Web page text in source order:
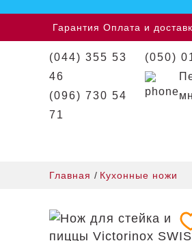
Гарантия Оплата и
(044) 355 53
46
(096) 730 54
71
(050)
Главная / Кухонные ножи